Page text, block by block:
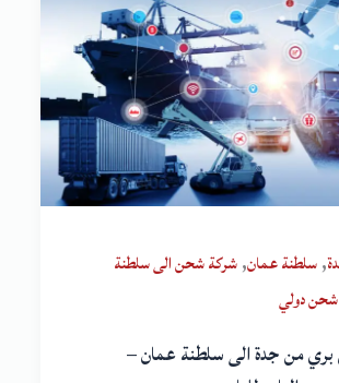
,سلطنة عمان,شركة شحن الى سلطنة
دولي
من جدة الى سلطنة عمان –